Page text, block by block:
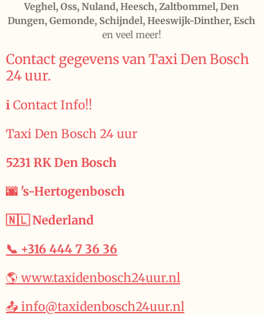
Veghel, Oss, Nuland, Heesch, Zaltbommel, Den
Dungen, Gemonde, Schijndel, Heeswijk-Dinther, Esch
en veel meer!
Contact gegevens van Taxi Den Bosch
24 uur.
ℹ️ Contact Info!!
Taxi Den Bosch 24 uur
5231 RK Den Bosch
🌆 's-Hertogenbosch
🇳🇱 Nederland
📞 +316 444 7 36 36
🌎 www.taxidenbosch24uur.nl
📤 info@taxidenbosch24uur.nl